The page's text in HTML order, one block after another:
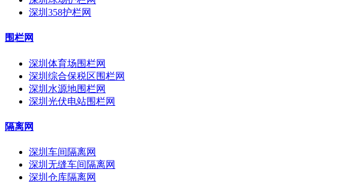
深圳358护栏网
围栏网
深圳体育场围栏网
深圳综合保税区围栏网
深圳水源地围栏网
深圳光伏电站围栏网
隔离网
深圳车间隔离网
深圳无缝车间隔离网
深圳仓库隔离网